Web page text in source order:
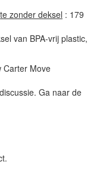
zonder deksel : 179
van BPA-vrij plastic,
Carter Move
Ga naar de